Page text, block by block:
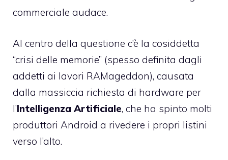
commerciale audace.
Al centro della questione c’è la cosiddetta
“crisi delle memorie” (spesso definita dagli
addetti ai lavori RAMageddon), causata
dalla massiccia richiesta di hardware per
l’Intelligenza Artificiale, che ha spinto molti
produttori Android a rivedere i propri listini
verso l’alto.